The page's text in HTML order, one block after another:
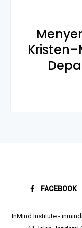
FACEBOOK
InMind Institute -